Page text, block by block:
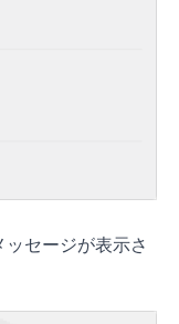
セージが表示さ